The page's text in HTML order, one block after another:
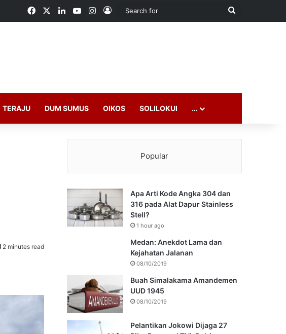
FacebookLinkedInYouTubeInstagram
Log In
Search
TERAJU DUM SUMUS OIKOS SOLILOKUI …
2 minutes read
Popular
Apa Arti Kode Angka 304 dan
316 pada Alat Dapur Stainless
Stell?
1 hour ago
Medan: Anekdot Lama dan
Kejahatan Jalanan
08/10/2019
Buah Simalakama Amandemen
UUD 1945
08/10/2019
Pelantikan Jokowi Dijaga 27